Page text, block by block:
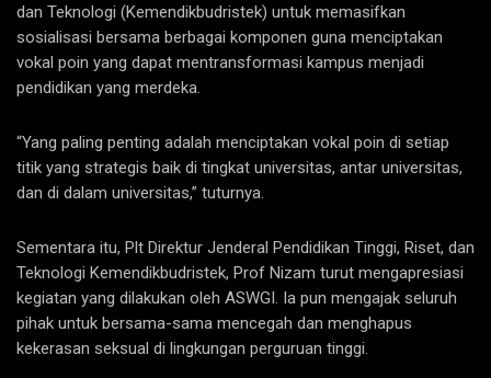
dan Teknologi (Kemendikbudristek) untuk memasifkan
sosialisasi bersama berbagai komponen guna menciptakan
vokal poin yang dapat mentransformasi kampus menjadi
pendidikan yang merdeka.
“Yang paling penting adalah menciptakan vokal poin di setiap
titik yang strategis baik di tingkat universitas, antar universitas,
dan di dalam universitas,” tuturnya.
Sementara itu, Plt Direktur Jenderal Pendidikan Tinggi, Riset, dan
Teknologi Kemendikbudristek, Prof Nizam turut mengapresiasi
kegiatan yang dilakukan oleh ASWGI. Ia pun mengajak seluruh
pihak untuk bersama-sama mencegah dan menghapus
kekerasan seksual di lingkungan perguruan tinggi.